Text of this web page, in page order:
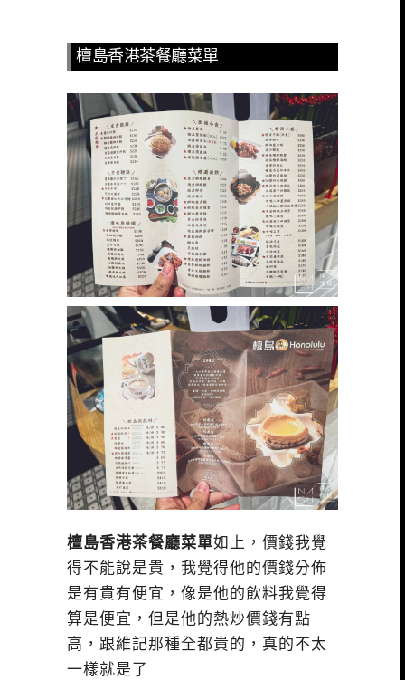
檀島香港茶餐廳菜單
檀島香港茶餐廳菜單如上，價錢我覺
得不能說是貴，我覺得他的價錢分佈
是有貴有便宜，像是他的飲料我覺得
算是便宜，但是他的熱炒價錢有點
高，跟維記那種全都貴的，真的不太
一樣就是了